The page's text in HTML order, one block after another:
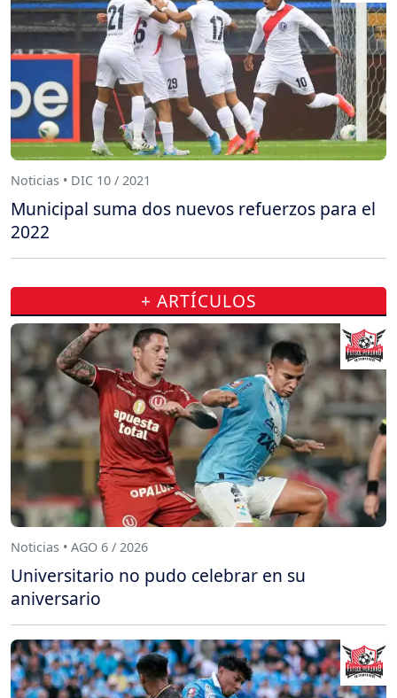
Noticias • DIC 10 / 2021
Municipal suma dos nuevos refuerzos para el
2022
+ ARTÍCULOS
Noticias • AGO 6 / 2026
Universitario no pudo celebrar en su
aniversario